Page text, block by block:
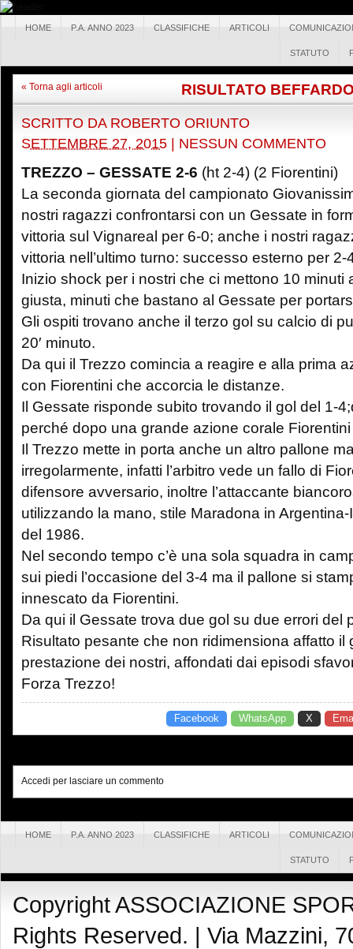
HOME P.A. ANNO 2023 CLASSIFICHE ARTICOLI
STATUTO
« Torna agli articoli RISULTATO
SCRITTO DA ROBERTO ORIUNTO
SETTEMBRE 27, 2015
NESSUN COMMENTO
TREZZO – GESSATE 2-6 (ht 2-4) (2 Fiorentini)
La seconda giornata del campionato
nostri ragazzi confrontarsi con un Gessate in
vittoria sul Vignareal per 6-0; anche i nostri
vittoria nell’ultimo turno: successo esterno per
Inizio shock per i nostri che ci mettono 10 minuti
giusta, minuti che bastano al Gessate per
Gli ospiti trovano anche il terzo gol su calcio di
20′ minuto.
Da qui il Trezzo comincia a reagire e alla prima
con Fiorentini che accorcia le distanze.
Il Gessate risponde subito trovando il gol del 1-
perché dopo una grande azione corale
Il Trezzo mette in porta anche un altro pallone
irregolarmente, infatti l’arbitro vede un fallo di
difensore avversario, inoltre l’attaccante
utilizzando la mano, stile Maradona in
del 1986.
Nel secondo tempo c’è una sola squadra in
sui piedi l’occasione del 3-4 ma il pallone si
innescato da Fiorentini.
Da qui il Gessate trova due gol su due errori del
Risultato pesante che non ridimensiona affatto il
prestazione dei nostri, affondati dai episodi
Forza Trezzo!
Facebook WhatsApp X
Accedi per lasciare un commento
HOME P.A. ANNO 2023 CLASSIFICHE ARTICOLI
STATUTO
Copyright ASSOCIAZIONE
Rights Reserved. | Via Mazzini,